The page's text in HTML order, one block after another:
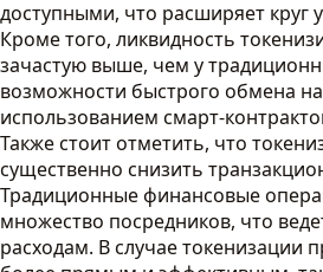
доступными, что расширяет круг
Кроме того, ликвидность
зачастую выше, чем у
возможности быстрого обмена
использованием смарт-
Также стоит отметить, что
существенно снизить
Традиционные финансовые
множество посредников, что
расходам. В случае токенизации